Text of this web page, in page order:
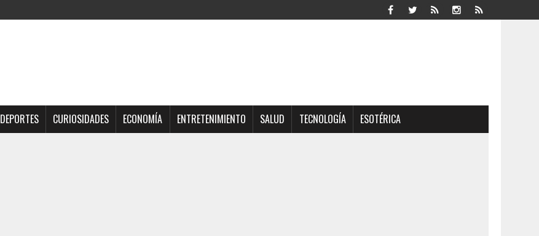
DEPORTES CURIOSIDADES ECONOMÍA ENTRETENIMIENTO SALUD TECNOLOGÍA ESOTÉRICA